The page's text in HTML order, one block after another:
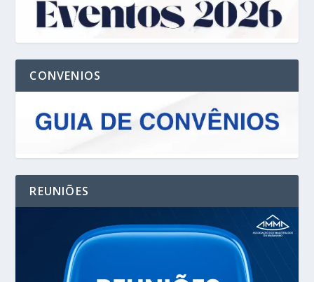
CONVENIOS
REUNIÕES